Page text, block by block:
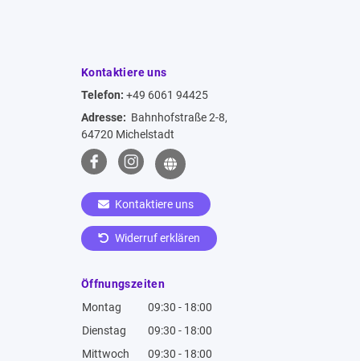
Kontaktiere uns
Telefon: +49 6061 94425
Adresse: Bahnhofstraße 2-8,
64720 Michelstadt
Kontaktiere uns
Widerruf erklären
Öffnungszeiten
Montag
09:30 - 18:00
Dienstag
09:30 - 18:00
Mittwoch
09:30 - 18:00